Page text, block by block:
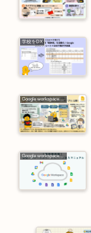
学校をDX
Google workspace活用
Google workspace活用